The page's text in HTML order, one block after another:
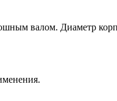
валом. Диаметр